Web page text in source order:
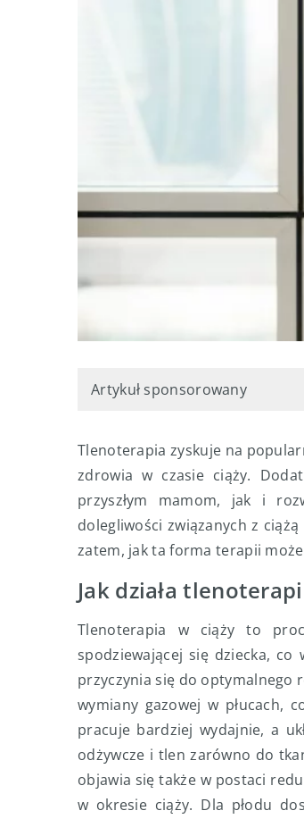
Artykuł sponsorowany
Tlenoterapia zyskuje na
zdrowia w czasie ciąży.
przyszłym mamom, jak i
dolegliwości związanych z
zatem, jak ta forma terapii
Jak działa
Tlenoterapia w ciąży to
spodziewającej się dziecka, co
przyczynia się do optymalnego
wymiany gazowej w płucach,
pracuje bardziej wydajnie, a
odżywcze i tlen zarówno do
objawia się także w postaci
w okresie ciąży. Dla płodu